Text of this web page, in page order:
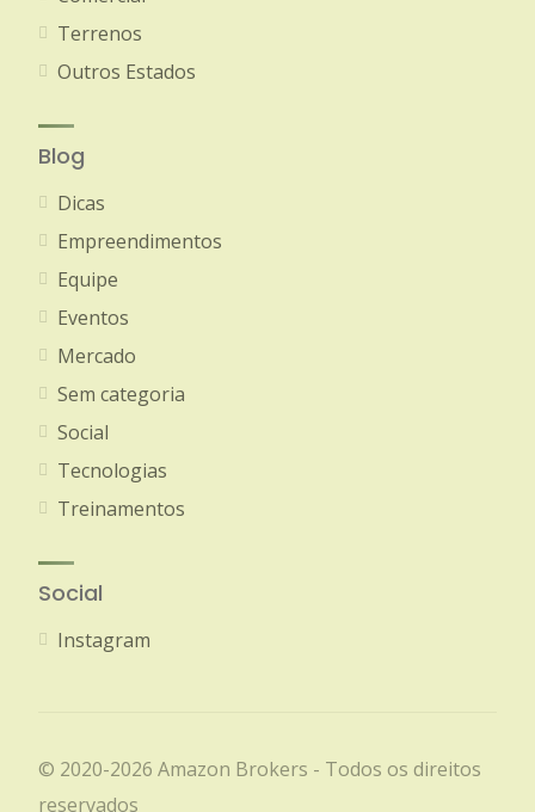
Terrenos
Outros Estados
Blog
Dicas
Empreendimentos
Equipe
Eventos
Mercado
Sem categoria
Social
Tecnologias
Treinamentos
Social
Instagram
© 2020-2026 Amazon Brokers - Todos os direitos
reservados